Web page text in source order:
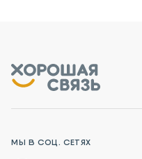
МЫ В СОЦ. СЕТЯХ